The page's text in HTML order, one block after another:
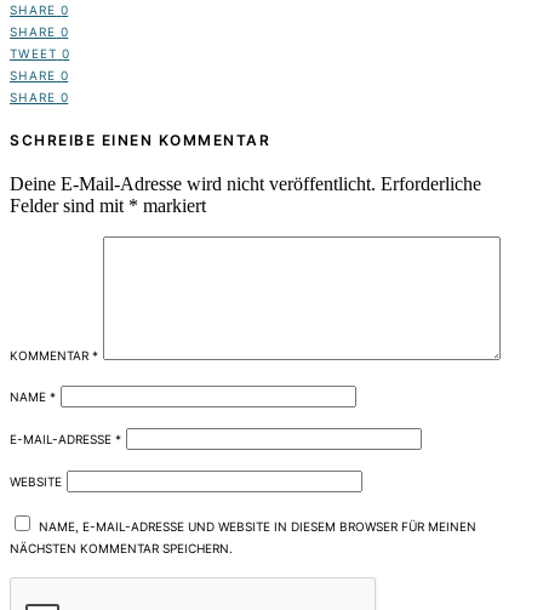
SHARE 0
SHARE 0
TWEET 0
SHARE 0
SHARE 0
SCHREIBE EINEN KOMMENTAR
Deine E-Mail-Adresse wird nicht veröffentlicht. Erforderliche
Felder sind mit * markiert
KOMMENTAR *
NAME *
E-MAIL-ADRESSE *
WEBSITE
NAME, E-MAIL-ADRESSE UND WEBSITE IN DIESEM BROWSER FÜR MEINEN
NÄCHSTEN KOMMENTAR SPEICHERN.